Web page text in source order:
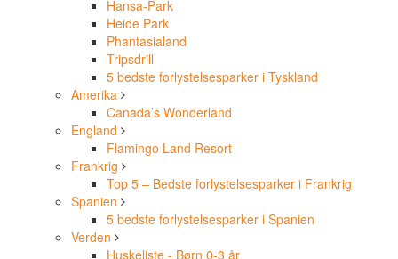
Hansa-Park
Heide Park
Phantasialand
Tripsdrill
5 bedste forlystelsesparker i Tyskland
Amerika
Canada’s Wonderland
England
Flamingo Land Resort
Frankrig
Top 5 – Bedste forlystelsesparker i Frankrig
Spanien
5 bedste forlystelsesparker i Spanien
Verden
Huskeliste - Børn 0-3 år